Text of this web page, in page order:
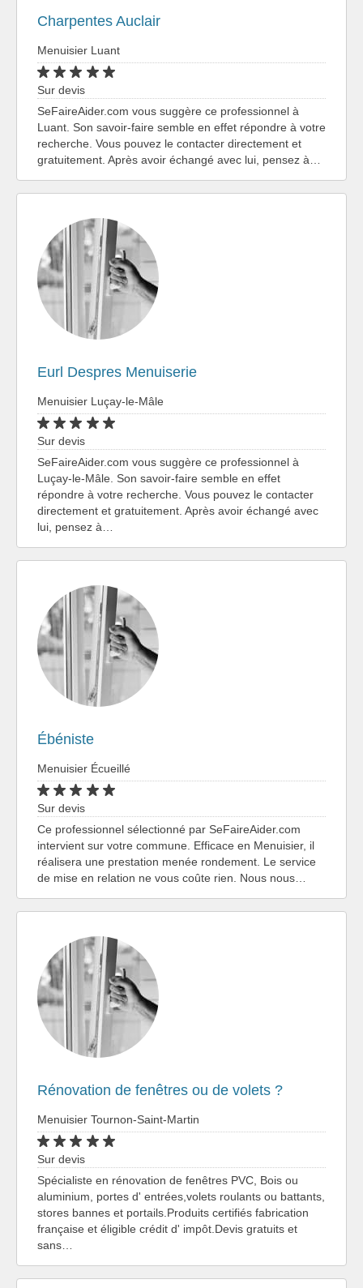
Charpentes Auclair
Menuisier Luant
Sur devis
SeFaireAider.com vous suggère ce professionnel à
Luant. Son savoir-faire semble en effet répondre à votre
recherche. Vous pouvez le contacter directement et
gratuitement. Après avoir échangé avec lui, pensez à…
Eurl Despres Menuiserie
Menuisier Luçay-le-Mâle
Sur devis
SeFaireAider.com vous suggère ce professionnel à
Luçay-le-Mâle. Son savoir-faire semble en effet
répondre à votre recherche. Vous pouvez le contacter
directement et gratuitement. Après avoir échangé avec
lui, pensez à…
Ébéniste
Menuisier Écueillé
Sur devis
Ce professionnel sélectionné par SeFaireAider.com
intervient sur votre commune. Efficace en Menuisier, il
réalisera une prestation menée rondement. Le service
de mise en relation ne vous coûte rien. Nous nous…
Rénovation de fenêtres ou de volets ?
Menuisier Tournon-Saint-Martin
Sur devis
Spécialiste en rénovation de fenêtres PVC, Bois ou
aluminium, portes d' entrées,volets roulants ou battants,
stores bannes et portails.Produits certifiés fabrication
française et éligible crédit d' impôt.Devis gratuits et
sans…